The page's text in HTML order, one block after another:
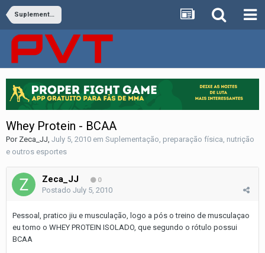
Suplementação, preparação física, nutrição e outros esportes
Whey Protein - BCAA
Por Zeca_JJ July 5, 2010 em Suplementação, preparação física, nutrição
e outros esportes
Zeca_JJ 0
Postado July 5, 2010
Pessoal, pratico jiu e musculação, logo a pós o treino de musculaçao
eu tomo o WHEY PROTEIN ISOLADO, que segundo o rótulo possui
BCAA